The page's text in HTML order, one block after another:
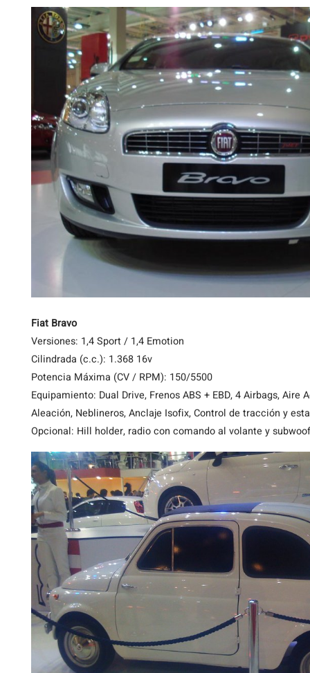
Fiat Bravo
Versiones: 1,4 Sport / 1,4 Emotion
Cilindrada (c.c.): 1.368 16v
Potencia Máxima (CV / RPM): 150/5500
Equipamiento: Dual Drive, Frenos ABS + EBD, 4 Airbags,
Aleación, Neblineros, Anclaje Isofix, Control de tracción y
Opcional: Hill holder, radio con comando al volante y